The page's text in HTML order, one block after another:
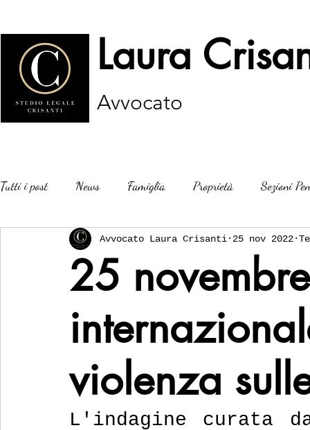
Laura
Avvocato
Tutti i post News Famiglia Proprietà Sezioni
25
violenza
Avvocato Laura Crisanti 25 nov 2022
L'indagine curata